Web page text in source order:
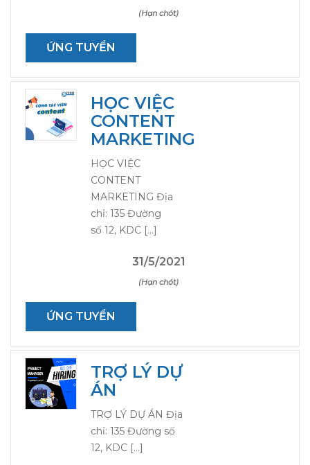
(Hạn chót)
ỨNG TUYỂN
HỌC VIỆC
CONTENT
MARKETING
HỌC VIỆC
CONTENT
MARKETING Địa
chỉ: 135 Đường
số 12, KDC […]
31/5/2021
(Hạn chót)
ỨNG TUYỂN
TRỢ LÝ DỰ
ÁN
TRỢ LÝ DỰ ÁN Địa
chỉ: 135 Đường số
12, KDC […]